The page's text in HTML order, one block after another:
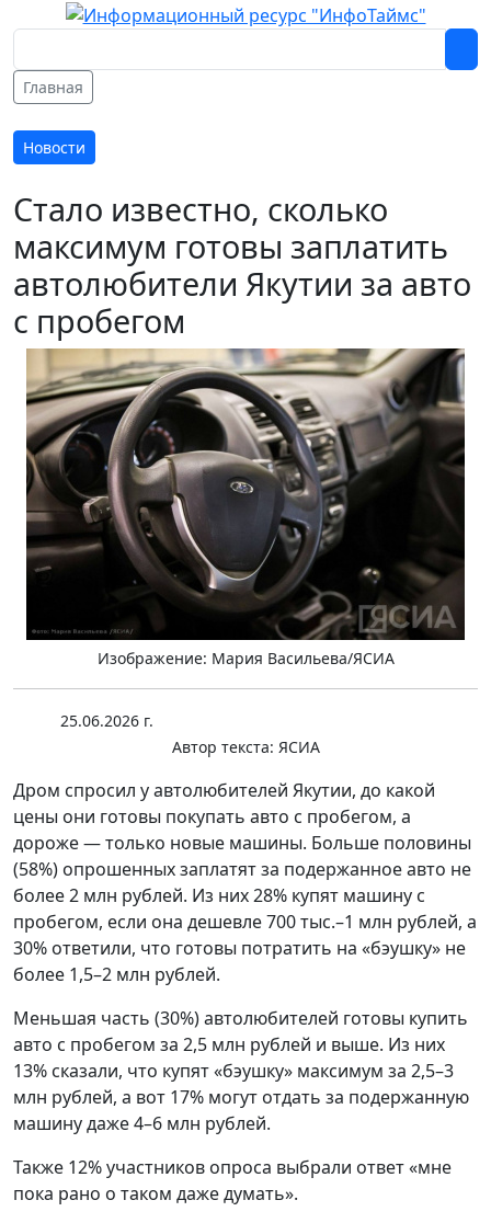
Главная
Новости
Стало известно, сколько
максимум готовы заплатить
автолюбители Якутии за авто
с пробегом
Изображение: Мария Васильева/ЯСИА
25.06.2026 г.
Автор текста: ЯСИА
Дром спросил у автолюбителей Якутии, до какой
цены они готовы покупать авто с пробегом, а
дороже — только новые машины. Больше половины
(58%) опрошенных заплатят за подержанное авто не
более 2 млн рублей. Из них 28% купят машину с
пробегом, если она дешевле 700 тыс.–1 млн рублей, а
30% ответили, что готовы потратить на «бэушку» не
более 1,5–2 млн рублей.
Меньшая часть (30%) автолюбителей готовы купить
авто с пробегом за 2,5 млн рублей и выше. Из них
13% сказали, что купят «бэушку» максимум за 2,5–3
млн рублей, а вот 17% могут отдать за подержанную
машину даже 4–6 млн рублей.
Также 12% участников опроса выбрали ответ «мне
пока рано о таком даже думать».